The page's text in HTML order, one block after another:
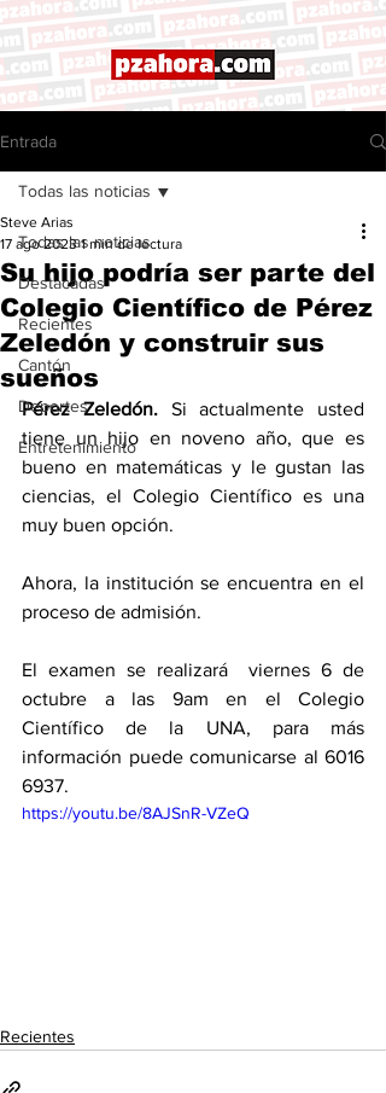
Entrada
Todas las noticias
Destacadas
Recientes
Cantón
Deportes
Entretenimiento
Todas las noticias
Su hijo podría ser parte del
Colegio Científico de Pérez
Zeledón y construir sus
sueños
Steve Arias
17 ago 2023 1 min de lectura
Pérez Zeledón. Si actualmente usted
tiene un hijo en noveno año, que es
bueno en matemáticas y le gustan las
ciencias, el Colegio Científico es una
muy buen opción.
Ahora, la institución se encuentra en el
proceso de admisión.
El examen se realizará  viernes 6 de
octubre a las 9am en el Colegio
Científico de la UNA, para más
información puede comunicarse al 6016
6937.
https://youtu.be/8AJSnR-VZeQ
Recientes